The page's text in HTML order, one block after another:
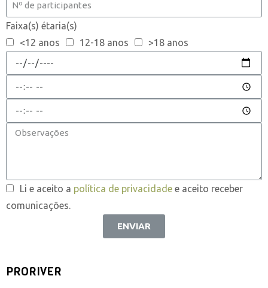
Faixa(s) étaria(s)
<12 anos
12-18 anos >18 anos
Li e aceito a política de privacidade e aceito receber
comunicações.
ENVIAR
PRORIVER